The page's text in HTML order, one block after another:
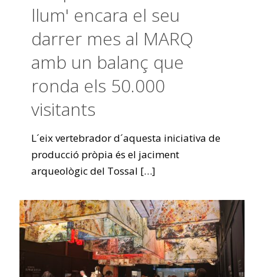
llum' encara el seu
darrer mes al MARQ
amb un balanç que
ronda els 50.000
visitants
L´eix vertebrador d´aquesta iniciativa de
producció pròpia és el jaciment
arqueològic del Tossal […]